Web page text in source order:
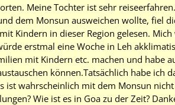
Meine Tochter ist sehr
dem Monsun ausweichen wollte, fiel
Kindern in dieser Region gelesen.
erstmal eine Woche in Leh
mit Kindern etc. machen und habe
können.Tatsächlich habe ich
ist wahrscheinlich mit dem Monsun
Wie ist es in Goa zu der Zeit?